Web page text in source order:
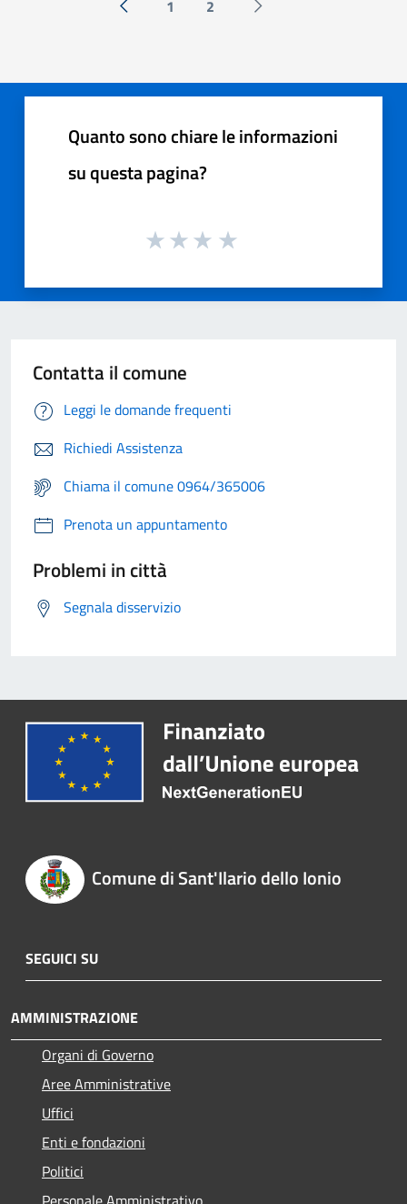
« Precedente
1 2 Successiva »
Quanto sono chiare le informazioni
su questa pagina?
Contatta il comune
Leggi le domande frequenti
Richiedi Assistenza
Chiama il comune 0964/365006
Prenota un appuntamento
Problemi in città
Segnala disservizio
Comune di Sant'Ilario dello Ionio
SEGUICI SU
AMMINISTRAZIONE
Organi di Governo
Aree Amministrative
Uffici
Enti e fondazioni
Politici